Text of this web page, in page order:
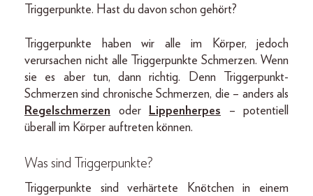
Triggerpunkte. Hast du davon schon gehört?
Triggerpunkte haben wir alle im Körper, jedoch
verursachen nicht alle Triggerpunkte Schmerzen. Wenn
sie es aber tun, dann richtig. Denn Triggerpunkt-
Schmerzen sind chronische Schmerzen, die – anders als
Regelschmerzen oder Lippenherpes – potentiell
überall im Körper auftreten können.
Was sind Triggerpunkte?
Triggerpunkte sind verhärtete Knötchen in einem